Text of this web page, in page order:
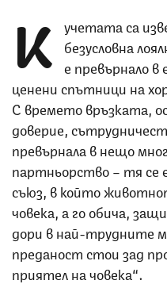
К учетата са
безусловна
е превърнало
ценени спътници на
С времето връзката,
доверие,
превърнала в нещо
партньорство – тя се
съюз, в който
човека, а го обича,
дори в най-трудните
преданост стои зад
приятел на човека“.